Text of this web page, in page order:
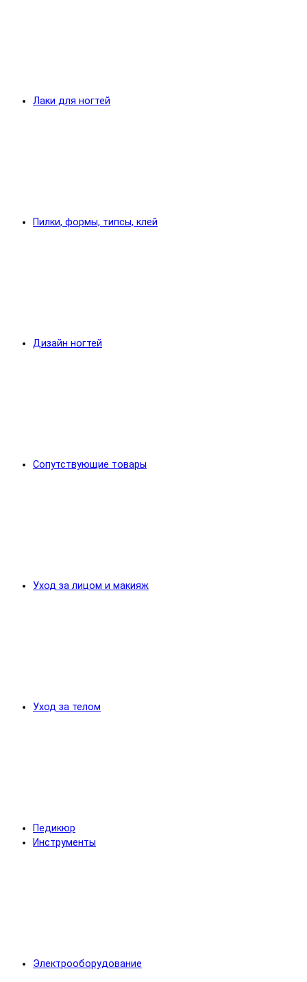
Лаки для ногтей
Пилки, формы, типсы, клей
Дизайн ногтей
Сопутствующие товары
Уход за лицом и макияж
Уход за телом
Педикюр
Инструменты
Электрооборудование